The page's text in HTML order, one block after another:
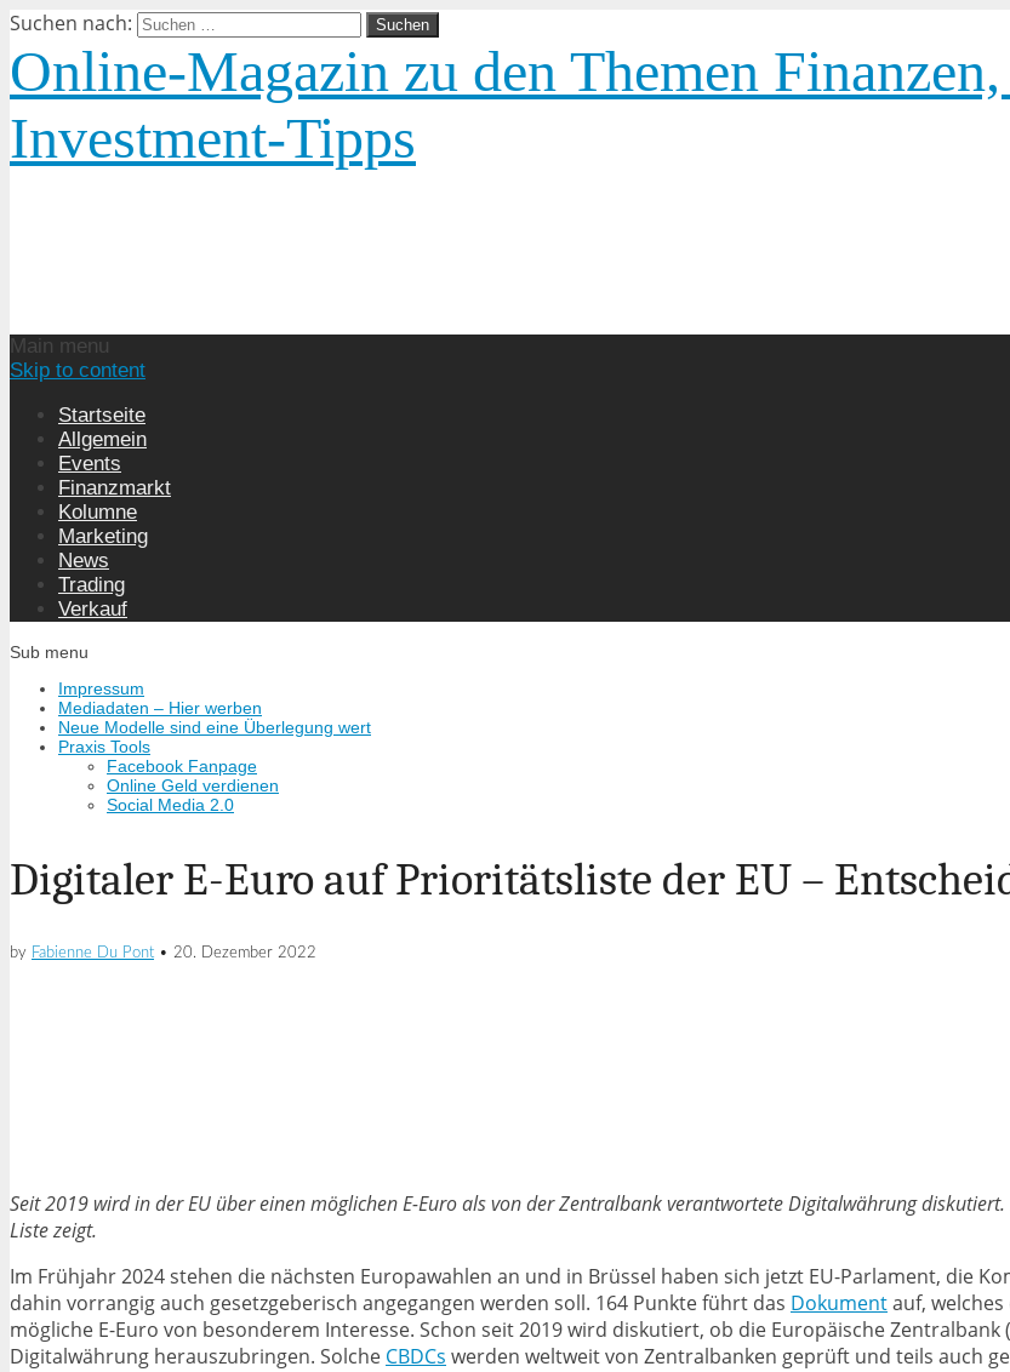
Suchen nach:
Online-Magazin zu den Themen
Investment-Tipps
Main menu
Skip to content
Startseite
Allgemein
Events
Finanzmarkt
Kolumne
Marketing
News
Trading
Verkauf
Sub menu
Impressum
Mediadaten – Hier werben
Neue Modelle sind eine Überlegung wert
Praxis Tools
Facebook Fanpage
Online Geld verdienen
Social Media 2.0
Digitaler E-Euro auf Prioritätsliste der EU –
by Fabienne Du Pont • 20. Dezember 2022
Seit 2019 wird in der EU über einen möglichen E-Euro als von der Zentralbank verantwortete Digitalwährung
Liste zeigt.
Im Frühjahr 2024 stehen die nächsten Europawahlen an und in Brüssel haben sich jetzt EU-Parlament, die
dahin vorrangig auch gesetzgeberisch angegangen werden soll. 164 Punkte führt das Dokumentauf,
mögliche E-Euro von besonderem Interesse. Schon seit 2019 wird diskutiert, ob die Europäische
Digitalwährung herauszubringen. Solche CBDCs werden weltweit von Zentralbanken geprüft und teils auch